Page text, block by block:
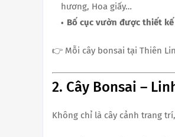
hương, Hoa giấy…
Bố cục vườn được thiết
👉 Mỗi cây bonsai tại Thiên
2. Cây Bonsai –
Không chỉ là cây cảnh trang